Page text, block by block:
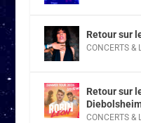
Retour sur
CONCERTS &
Retour sur
CONCERTS &